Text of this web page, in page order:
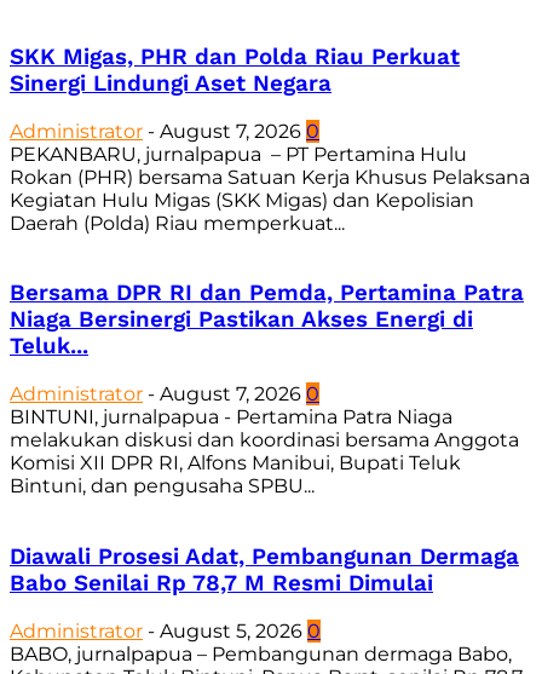
SKK Migas, PHR dan Polda Riau Perkuat
Sinergi Lindungi Aset Negara
Administrator - August 7, 2026 0
PEKANBARU, jurnalpapua – PT Pertamina Hulu
Rokan (PHR) bersama Satuan Kerja Khusus Pelaksana
Kegiatan Hulu Migas (SKK Migas) dan Kepolisian
Daerah (Polda) Riau memperkuat...
Bersama DPR RI dan Pemda, Pertamina Patra
Niaga Bersinergi Pastikan Akses Energi di
Teluk...
Administrator - August 7, 2026 0
BINTUNI, jurnalpapua - Pertamina Patra Niaga
melakukan diskusi dan koordinasi bersama Anggota
Komisi XII DPR RI, Alfons Manibui, Bupati Teluk
Bintuni, dan pengusaha SPBU...
Diawali Prosesi Adat, Pembangunan Dermaga
Babo Senilai Rp 78,7 M Resmi Dimulai
Administrator - August 5, 2026 0
BABO, jurnalpapua – Pembangunan dermaga Babo,